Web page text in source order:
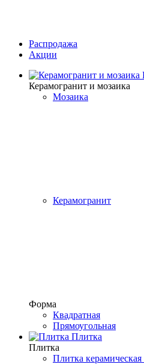
Распродажа
Акции
Керамогранит и мозаика
Мозаика
Керамогранит
Форма
Квадратная
Прямоугольная
Плитка
Плитка
Плитка керамическая